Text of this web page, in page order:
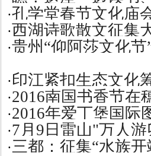
·孔学堂春节文化庙
·西湖诗歌散文征集
·贵州“仰阿莎文化
·印江紧扣生态文化
·2016南国书香节在
·2016年爱丁堡国际
·7月9日雷山"万人
·三都：征集“水族开